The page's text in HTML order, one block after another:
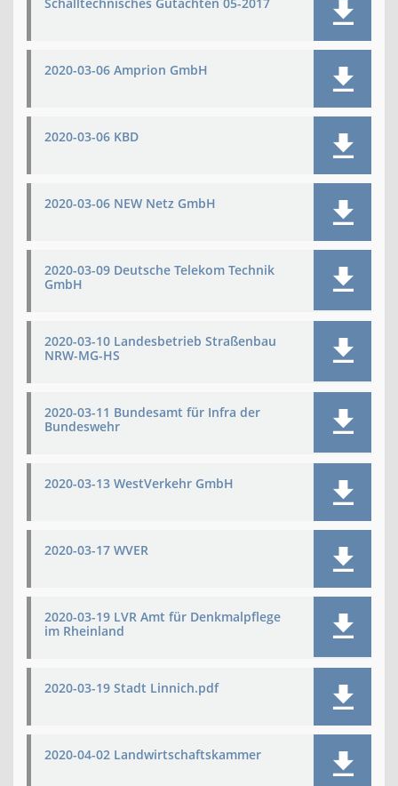
2020-03-06 Amprion GmbH
2020-03-06 KBD
2020-03-06 NEW Netz GmbH
2020-03-09 Deutsche Telekom Technik
GmbH
2020-03-10 Landesbetrieb Straßenbau
NRW-MG-HS
2020-03-11 Bundesamt für Infra der
Bundeswehr
2020-03-13 WestVerkehr GmbH
2020-03-17 WVER
2020-03-19 LVR Amt für Denkmalpflege
im Rheinland
2020-03-19 Stadt Linnich.pdf
2020-04-02 Landwirtschaftskammer